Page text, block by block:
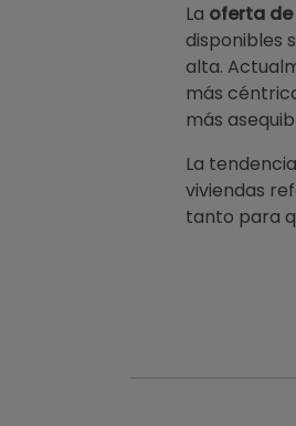
La oferta de
disponibles
alta.
más
más
La
viviendas
tanto para